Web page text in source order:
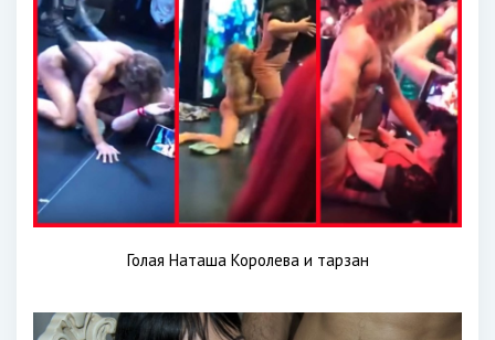
Голая Наташа Королева и тарзан